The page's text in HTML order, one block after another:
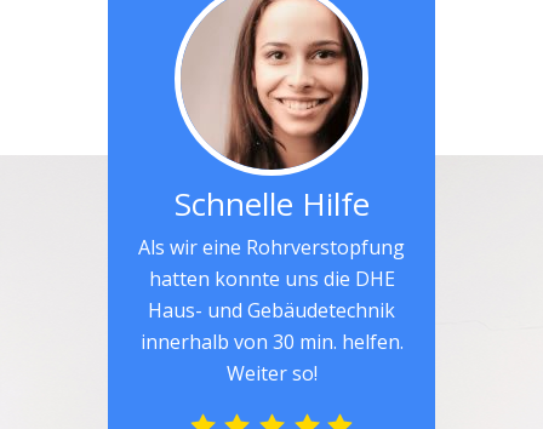
Schnelle Hilfe
Als wir eine Rohrverstopfung
hatten konnte uns die DHE
Haus- und Gebäudetechnik
innerhalb von 30 min. helfen.
Weiter so!